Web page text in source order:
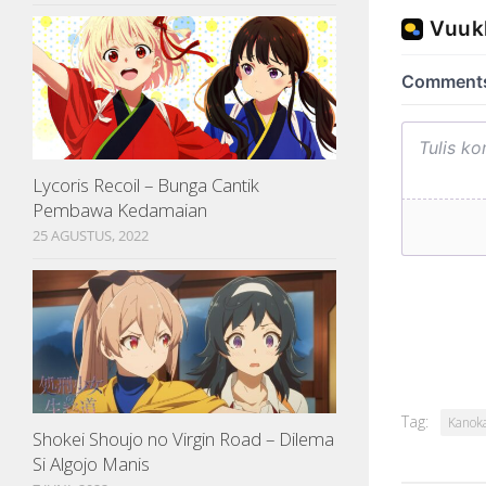
Tag:
Lycoris Recoil – Bunga Cantik
Pembawa Kedamaian
25 AGUSTUS, 2022
Shokei Shoujo no Virgin Road – Dilema
Si Algojo Manis